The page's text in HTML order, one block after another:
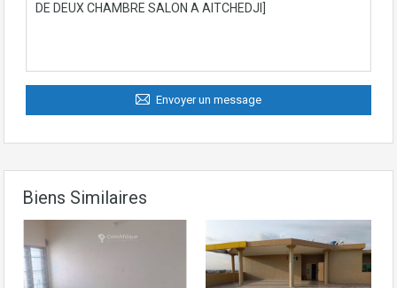
Envoyer un message
Biens Similaires